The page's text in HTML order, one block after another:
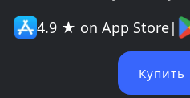
4.9 ★ on App Store|
Купить